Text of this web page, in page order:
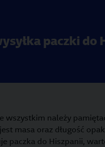
paczki do
wszystkim należy
masa oraz długość
paczka do Hiszpanii,